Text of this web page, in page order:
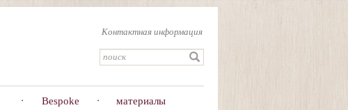
Контактная информация
Bespoke материалы